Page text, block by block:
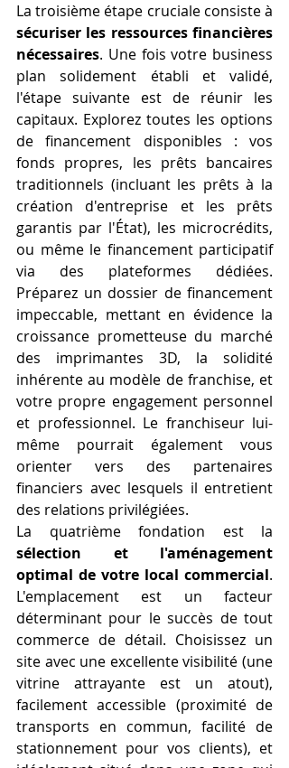
sécuriser les ressources financières
nécessaires. Une fois votre business
plan solidement établi et validé,
l'étape suivante est de réunir les
capitaux. Explorez toutes les options
de financement disponibles : vos
fonds propres, les prêts bancaires
traditionnels (incluant les prêts à la
création d'entreprise et les prêts
garantis par l'État), les microcrédits,
ou même le financement participatif
via des plateformes dédiées.
Préparez un dossier de financement
impeccable, mettant en évidence la
croissance prometteuse du marché
des imprimantes 3D, la solidité
inhérente au modèle de franchise, et
votre propre engagement personnel
et professionnel. Le franchiseur lui-
même pourrait également vous
orienter vers des partenaires
financiers avec lesquels il entretient
des relations privilégiées.
sélection et l'aménagement
optimal de votre local commercial.
L'emplacement est un facteur
déterminant pour le succès de tout
commerce de détail. Choisissez un
site avec une excellente visibilité (une
vitrine attrayante est un atout),
facilement accessible (proximité de
transports en commun, facilité de
stationnement pour vos clients), et